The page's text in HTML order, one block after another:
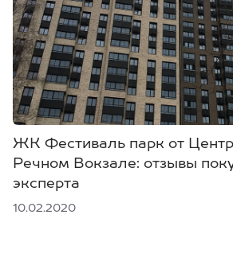
ЖК Фестиваль парк от
Речном Вокзале: отзывы
эксперта
10.02.2020